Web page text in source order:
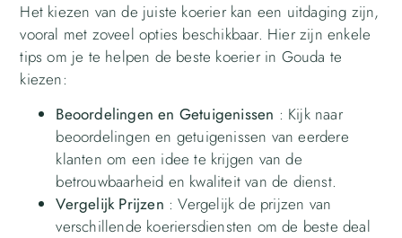
Het kiezen van de juiste koerier kan een uitdaging zijn,
vooral met zoveel opties beschikbaar. Hier zijn enkele
tips om je te helpen de beste koerier in Gouda te
kiezen:
Beoordelingen en Getuigenissen : Kijk naar
beoordelingen en getuigenissen van eerdere
klanten om een idee te krijgen van de
betrouwbaarheid en kwaliteit van de dienst.
Vergelijk Prijzen : Vergelijk de prijzen van
verschillende koeriersdiensten om de beste deal